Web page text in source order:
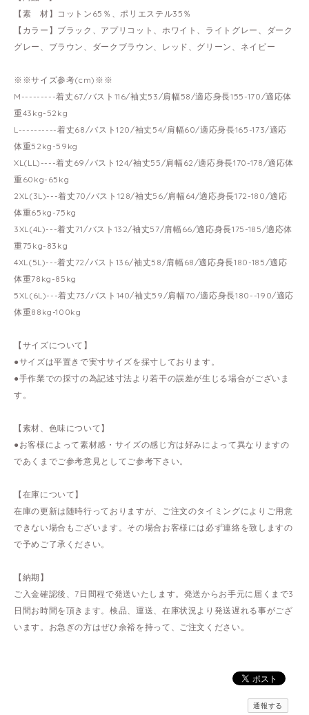
【素 材】コットン65％、ポリエステル35％
【カラー】ブラック、アプリコット、ホワイト、ライトグレー、ダーク
グレー、ブラウン、ダークブラウン、レッド、グリーン、ネイビー
※※サイズ参考(cm)※※
M---------着丈67/バスト116/袖丈53/肩幅58/適応身長155-170/適応体
重43kg-52kg
L----------着丈68/バスト120/袖丈54/肩幅60/適応身長165-173/適応
体重52kg-59kg
XL(LL)----着丈69/バスト124/袖丈55/肩幅62/適応身長170-178/適応体
重60kg-65kg
2XL(3L)---着丈70/バスト128/袖丈56/肩幅64/適応身長172-180/適応
体重65kg-75kg
3XL(4L)---着丈71/バスト132/袖丈57/肩幅66/適応身長175-185/適応体
重75kg-83kg
4XL(5L)---着丈72/バスト136/袖丈58/肩幅68/適応身長180-185/適応
体重78kg-85kg
5XL(6L)---着丈73/バスト140/袖丈59/肩幅70/適応身長180--190/適応
体重88kg-100kg
【サイズについて】
●サイズは平置きで実寸サイズを採寸しております。
●手作業での採寸の為記述寸法より若干の誤差が生じる場合がございま
す。
【素材、色味について】
●お客様によって素材感・サイズの感じ方は好みによって異なりますの
であくまでご参考意見としてご参考下さい。
【在庫について】
在庫の更新は随時行っておりますが、ご注文のタイミングによりご用意
できない場合もございます。その場合お客様には必ず連絡を致しますの
で予めご了承ください。
【納期】
ご入金確認後、7日間程で発送いたします。発送からお手元に届くまで3
日間お時間を頂きます。検品、運送、在庫状況より発送遅れる事がござ
います。お急ぎの方はぜひ余裕を持って、ご注文ください。
通報する